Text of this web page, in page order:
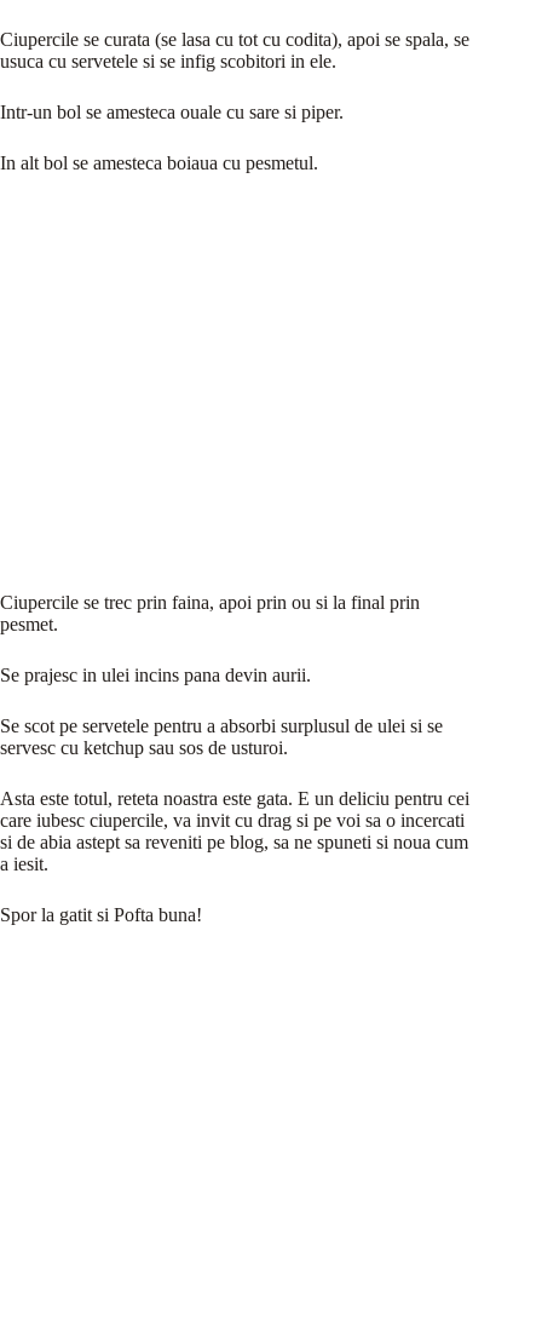
Ciupercile se curata (se lasa cu tot cu codita), apoi se spala, se
usuca cu servetele si se infig scobitori in ele.
Intr-un bol se amesteca ouale cu sare si piper.
In alt bol se amesteca boiaua cu pesmetul.
Ciupercile se trec prin faina, apoi prin ou si la final prin
pesmet.
Se prajesc in ulei incins pana devin aurii.
Se scot pe servetele pentru a absorbi surplusul de ulei si se
servesc cu ketchup sau sos de usturoi.
Asta este totul, reteta noastra este gata. E un deliciu pentru cei
care iubesc ciupercile, va invit cu drag si pe voi sa o incercati
si de abia astept sa reveniti pe blog, sa ne spuneti si noua cum
a iesit.
Spor la gatit si Pofta buna!